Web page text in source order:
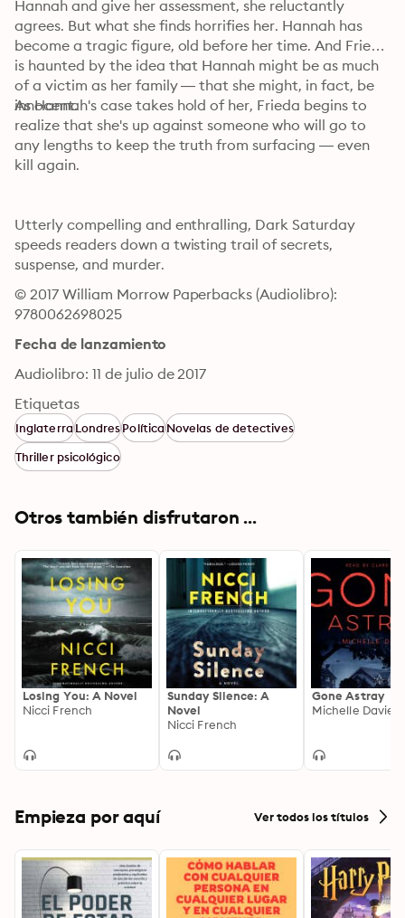
Hannah and give her assessment, she reluctantly
agrees. But what she finds horrifies her. Hannah has
become a tragic figure, old before her time. And Frieda
is haunted by the idea that Hannah might be as much
of a victim as her family — that she might, in fact, be
innocent.
As Hannah's case takes hold of her, Frieda begins to
realize that she's up against someone who will go to
any lengths to keep the truth from surfacing — even
kill again.
Utterly compelling and enthralling, Dark Saturday
speeds readers down a twisting trail of secrets,
suspense, and murder.
© 2017 William Morrow Paperbacks (Audiolibro):
9780062698025
Fecha de lanzamiento
Audiolibro: 11 de julio de 2017
Etiquetas
InglaterraLondresPolíticaNovelas de detectives
Thriller psicológico
Otros también disfrutaron ...
Losing You: A Novel
Nicci French
Sunday Silence: A
Novel
Nicci French
Gone Astray
Michelle Davies
Empieza por aquí Ver todos los títulos